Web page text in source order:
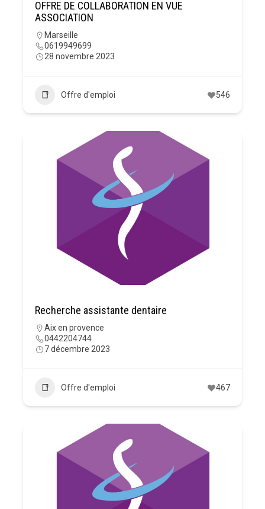
OFFRE DE COLLABORATION EN VUE
ASSOCIATION
Marseille
0619949699
28 novembre 2023
Offre d'emploi 546
Recherche assistante dentaire
Aix en provence
0442204744
7 décembre 2023
Offre d'emploi 467